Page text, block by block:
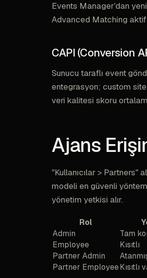
Events Manager'dan
Advanced Matching
CAPI (Conversion
Sunucu taraflı event
entegrasyon; custom
veri kalitesi skoru
Ajans
"Kullanıcılar > Partners"
modeli en güvenli
yönetim yetkisi alır.
Rol
Admin
Tam
Employee
Kısıtlı
Partner Admin
Partner EmployeeKısıtlı